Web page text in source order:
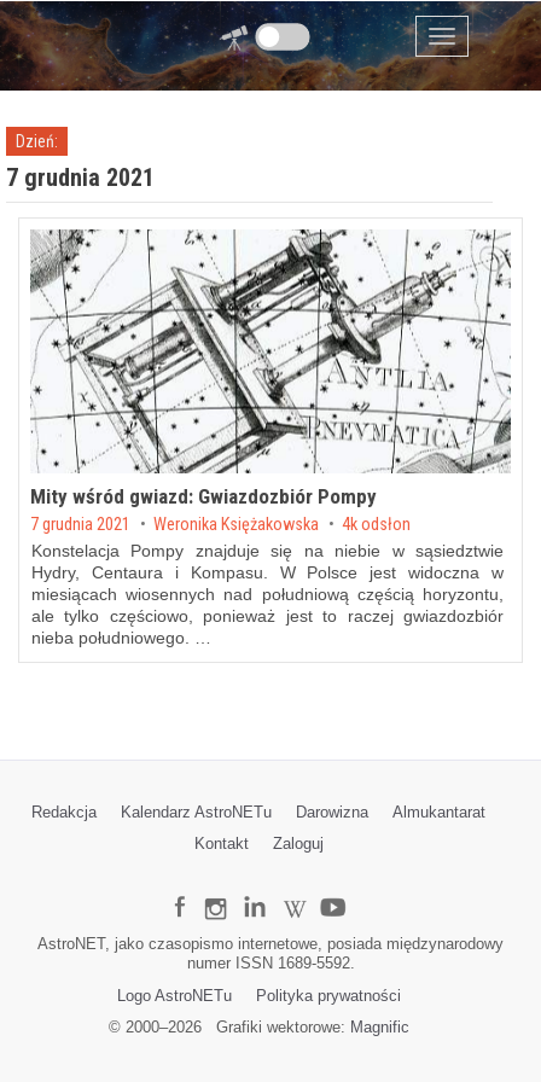
Przejdź do zawartości
Menu
Dzień:
7 grudnia 2021
Mity wśród gwiazd: Gwiazdozbiór Pompy
Posted on
7 grudnia 2021 byWeronika Księżakowska 4k odsłon
Konstelacja Pompy znajduje się na niebie w sąsiedztwie
Hydry, Centaura i Kompasu. W Polsce jest widoczna w
miesiącach wiosennych nad południową częścią horyzontu,
ale tylko częściowo, ponieważ jest to raczej gwiazdozbiór
nieba południowego. …
Redakcja Kalendarz AstroNETu Darowizna
Almukantarat
Kontakt
Zaloguj
AstroNET, jako czasopismo internetowe, posiada międzynarodowy
numer ISSN 1689-5592.
Logo AstroNETu
Polityka prywatności
© 2000–2026Grafiki wektorowe: Magnific